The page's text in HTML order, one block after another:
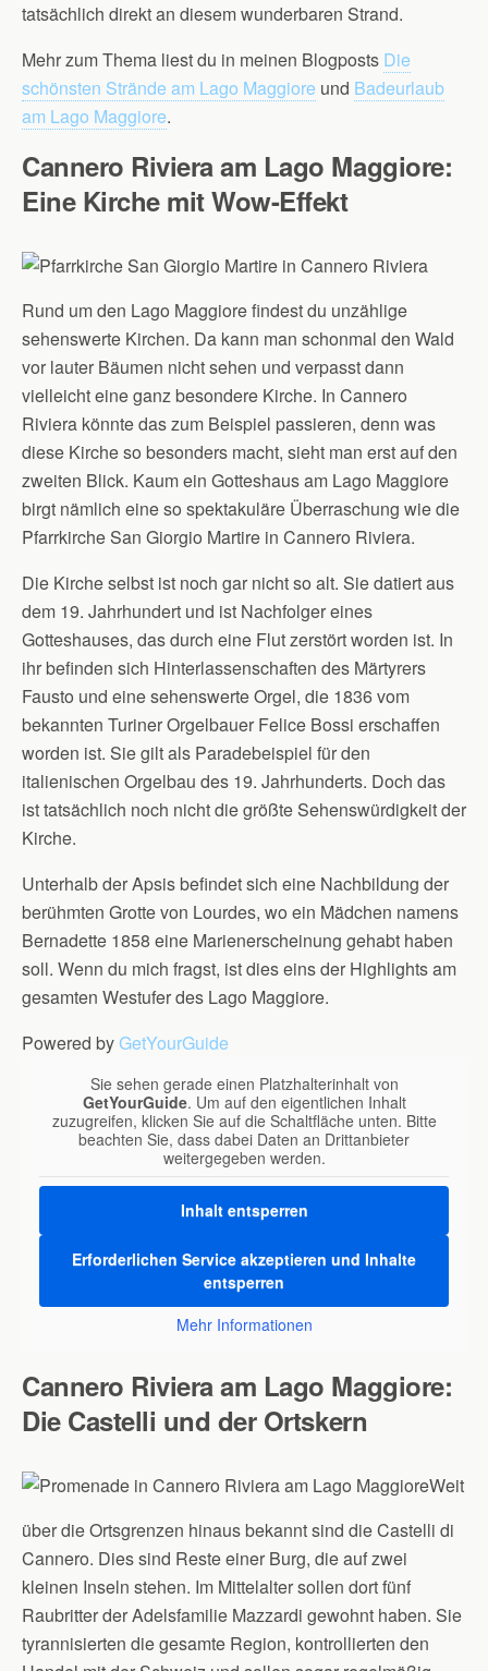
tatsächlich direkt an diesem wunderbaren Strand.
Mehr zum Thema liest du in meinen Blogposts Die
schönsten Strände am Lago Maggiore und Badeurlaub
am Lago Maggiore.
Cannero Riviera am Lago Maggiore:
Eine Kirche mit Wow-Effekt
Rund um den Lago Maggiore findest du unzählige
sehenswerte Kirchen. Da kann man schonmal den Wald
vor lauter Bäumen nicht sehen und verpasst dann
vielleicht eine ganz besondere Kirche. In Cannero
Riviera könnte das zum Beispiel passieren, denn was
diese Kirche so besonders macht, sieht man erst auf den
zweiten Blick. Kaum ein Gotteshaus am Lago Maggiore
birgt nämlich eine so spektakuläre Überraschung wie die
Pfarrkirche San Giorgio Martire in Cannero Riviera.
Die Kirche selbst ist noch gar nicht so alt. Sie datiert aus
dem 19. Jahrhundert und ist Nachfolger eines
Gotteshauses, das durch eine Flut zerstört worden ist. In
ihr befinden sich Hinterlassenschaften des Märtyrers
Fausto und eine sehenswerte Orgel, die 1836 vom
bekannten Turiner Orgelbauer Felice Bossi erschaffen
worden ist. Sie gilt als Paradebeispiel für den
italienischen Orgelbau des 19. Jahrhunderts. Doch das
ist tatsächlich noch nicht die größte Sehenswürdigkeit der
Kirche.
Unterhalb der Apsis befindet sich eine Nachbildung der
berühmten Grotte von Lourdes, wo ein Mädchen namens
Bernadette 1858 eine Marienerscheinung gehabt haben
soll. Wenn du mich fragst, ist dies eins der Highlights am
gesamten Westufer des Lago Maggiore.
Powered byGetYourGuide
Sie sehen gerade einen Platzhalterinhalt von
GetYourGuide. Um auf den eigentlichen Inhalt
zuzugreifen, klicken Sie auf die Schaltfläche unten. Bitte
beachten Sie, dass dabei Daten an Drittanbieter
weitergegeben werden.
Inhalt entsperren
Erforderlichen Service akzeptieren und Inhalte
entsperren
Mehr Informationen
Cannero Riviera am Lago Maggiore:
Die Castelli und der Ortskern
Weit
über die Ortsgrenzen hinaus bekannt sind die Castelli di
Cannero. Dies sind Reste einer Burg, die auf zwei
kleinen Inseln stehen. Im Mittelalter sollen dort fünf
Raubritter der Adelsfamilie Mazzardi gewohnt haben. Sie
tyrannisierten die gesamte Region, kontrollierten den